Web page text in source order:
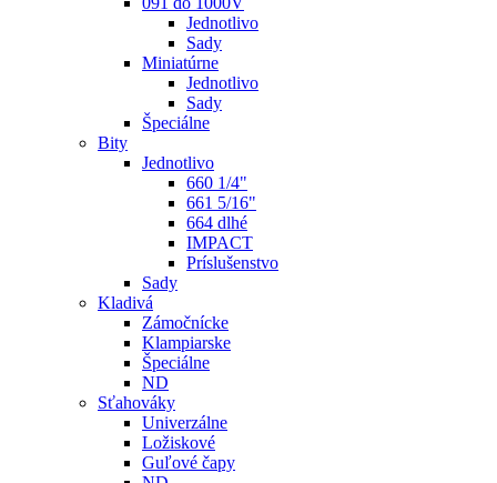
Jednotlivo
Sady
Miniatúrne
Jednotlivo
Sady
Špeciálne
Bity
Jednotlivo
660 1/4"
661 5/16"
664 dlhé
IMPACT
Príslušenstvo
Sady
Kladivá
Zámočnícke
Klampiarske
Špeciálne
ND
Sťahováky
Univerzálne
Ložiskové
Guľové čapy